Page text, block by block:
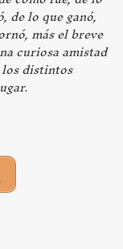
de lo que ganó,
más el breve
curiosa amistad
distintos